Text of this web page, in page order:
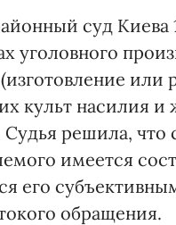
суд Киева
уголовного
или
культ насилия и
решила, что
имеется
его
обращения.